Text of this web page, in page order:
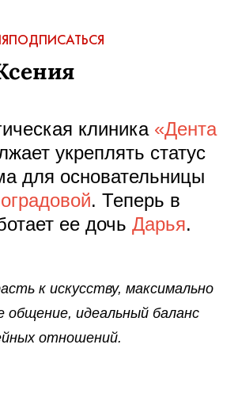
ПОДПИСАТЬСЯ
клиника «Дента
укреплять статус
для основательницы
. Теперь в
ее дочь Дарья.
к искусству, максимально
общение, идеальный баланс
отношений.